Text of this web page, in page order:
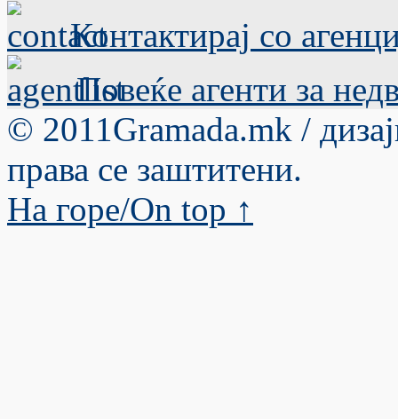
Контактирај со
Повеќе агенти за
© 2011Gramada.mk /
права се заштитени.
На горе/Оn top ↑